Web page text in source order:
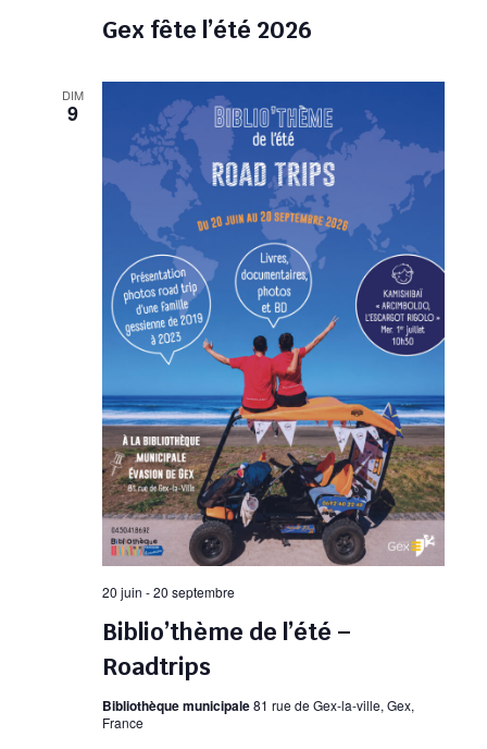
Gex fête l’été 2026
DIM
9
Biblio’thème de l’été –
Roadtrips
20 juin -20 septembre
Bibliothèque municipale81 rue de Gex-la-ville, Gex,
France